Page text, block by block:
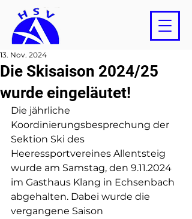
Die Skisaison 2024/25
wurde eingeläutet!
13. Nov. 2024
Die jährliche
Koordinierungsbesprechung der
Sektion Ski des
Heeressportvereines Allentsteig
wurde am Samstag, den 9.11.2024
im Gasthaus Klang in Echsenbach
abgehalten. Dabei wurde die
vergangene Saison